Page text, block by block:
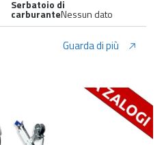
Serbatoio di
carburanteNessun dato
Guarda di più